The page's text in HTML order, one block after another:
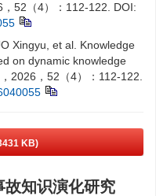
52（4）：112-122.
DOI:
Xingyu, et al. Knowledge
on dynamic knowledge
2026，52（4）：112-122.
KB)
故知识演化研究